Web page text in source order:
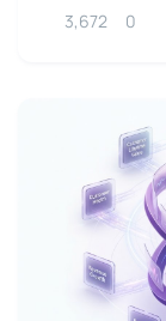
3,672 0